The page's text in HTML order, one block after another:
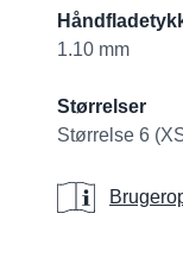
1.10 mm
Størrelser
Størrelse 6